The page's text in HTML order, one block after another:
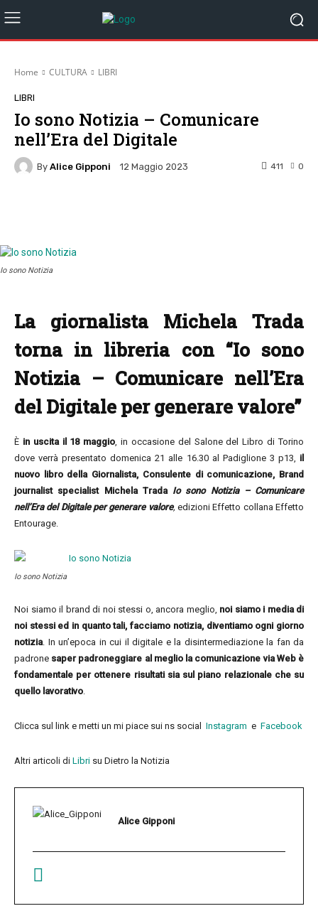
Home CULTURA LIBRI
LIBRI
Io sono Notizia – Comunicare
nell’Era del Digitale
By Alice Gipponi 12 Maggio 2023 0
411
Io sono Notizia
La giornalista Michela Trada
torna in libreria con “Io sono
Notizia – Comunicare nell’Era
del Digitale per generare valore”
È in uscita il 18 maggio , in occasione del Salone del Libro di Torino
dove verrà presentato domenica 21 alle 16.30 al Padiglione 3 p13, il
nuovo libro della Giornalista, Consulente di comunicazione, Brand
journalist specialist Michela Trada Io sono Notizia – Comunicare
nell’Era del Digitale per generare valore,edizioni Effetto collana Effetto
Entourage.
Io sono Notizia
Noi siamo il brand di noi stessi o, ancora meglio, noi siamo i media di
noi stessi ed in quanto tali, facciamo notizia, diventiamo ogni giorno
notizia . In un’epoca in cui il digitale e la disintermediazione la fan da
padrone saper padroneggiare al meglio la comunicazione via Web è
fondamentale per ottenere risultati sia sul piano relazionale che su
quello lavorativo
Clicca sul link e metti un mi piace sui ns social Instagram e Facebook
Altri articoli di Libri su Dietro la Notizia
Alice Gipponi